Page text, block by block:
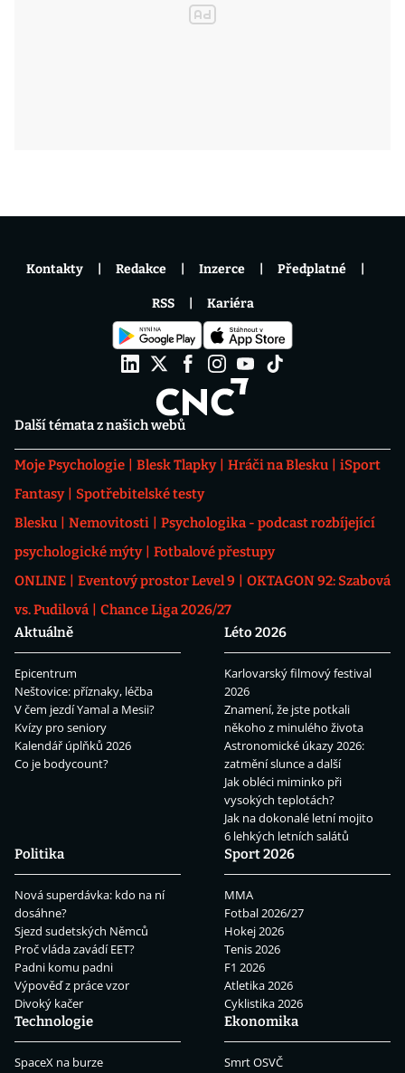
Další témata z našich webů
Moje Psychologie Blesk Tlapky Hráči na Blesku
iSport
Fantasy
Spotřebitelské testy
Blesku
Nemovitosti
Psychologika - podcast rozbíjející
psychologické mýty
Fotbalové přestupy
ONLINE
Eventový prostor Level 9
OKTAGON 92: Szabová
vs. Pudilová
Chance Liga 2026/27
Aktuálně
Epicentrum
Neštovice: příznaky, léčba
V čem jezdí Yamal a Mesii?
Kvízy pro seniory
Kalendář úplňků 2026
Co je bodycount?
Léto 2026
Karlovarský filmový festival
2026
Znamení, že jste potkali
někoho z minulého života
Astronomické úkazy 2026:
zatmění slunce a další
Jak obléci miminko při
vysokých teplotách?
Jak na dokonalé letní mojito
6 lehkých letních salátů
Politika
Nová superdávka: kdo na ní
dosáhne?
Sjezd sudetských Němců
Proč vláda zavádí EET?
Padni komu padni
Výpověď z práce vzor
Divoký kačer
Sport 2026
MMA
Fotbal 2026/27
Hokej 2026
Tenis 2026
F1 2026
Atletika 2026
Cyklistika 2026
Technologie
SpaceX na burze
Ekonomika
Smrt OSVČ
Kontakty Redakce Inzerce Předplatné
RSS Kariéra